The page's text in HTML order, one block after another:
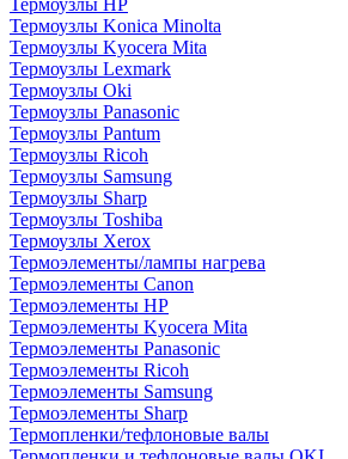
Термоузлы HP
Термоузлы Konica Minolta
Термоузлы Kyocera Mita
Термоузлы Lexmark
Термоузлы Oki
Термоузлы Panasonic
Термоузлы Pantum
Термоузлы Ricoh
Термоузлы Samsung
Термоузлы Sharp
Термоузлы Toshiba
Термоузлы Xerox
Термоэлементы/лампы нагрева
Термоэлементы Canon
Термоэлементы HP
Термоэлементы Kyocera Mita
Термоэлементы Panasonic
Термоэлементы Ricoh
Термоэлементы Samsung
Термоэлементы Sharp
Термопленки/тефлоновые валы